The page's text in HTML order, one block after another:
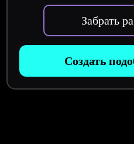
Забрать
Создать